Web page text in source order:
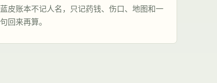
蓝皮账本不记人名，只记药钱、伤口、地图和一
句回来再算。